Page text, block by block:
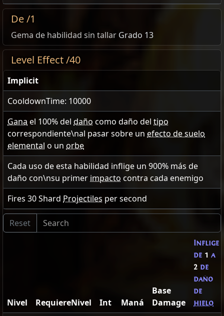
De /1
Gema de habilidad sin tallar Grado 13
Level Effect /40
Implicit
CooldownTime: 10000
Gana el 100% del daño como daño del tipo
correspondiente\nal pasar sobre un efecto de suelo
elemental o un orbe
Cada uso de esta habilidad inflige un 900% más de
daño con\nsu primer impacto contra cada enemigo
Fires 30Shard Projectiles per second
Nivel RequiereNivel Int Maná
Base
Damage
Inflige
de 1 a
2 de
daño
de
hielo